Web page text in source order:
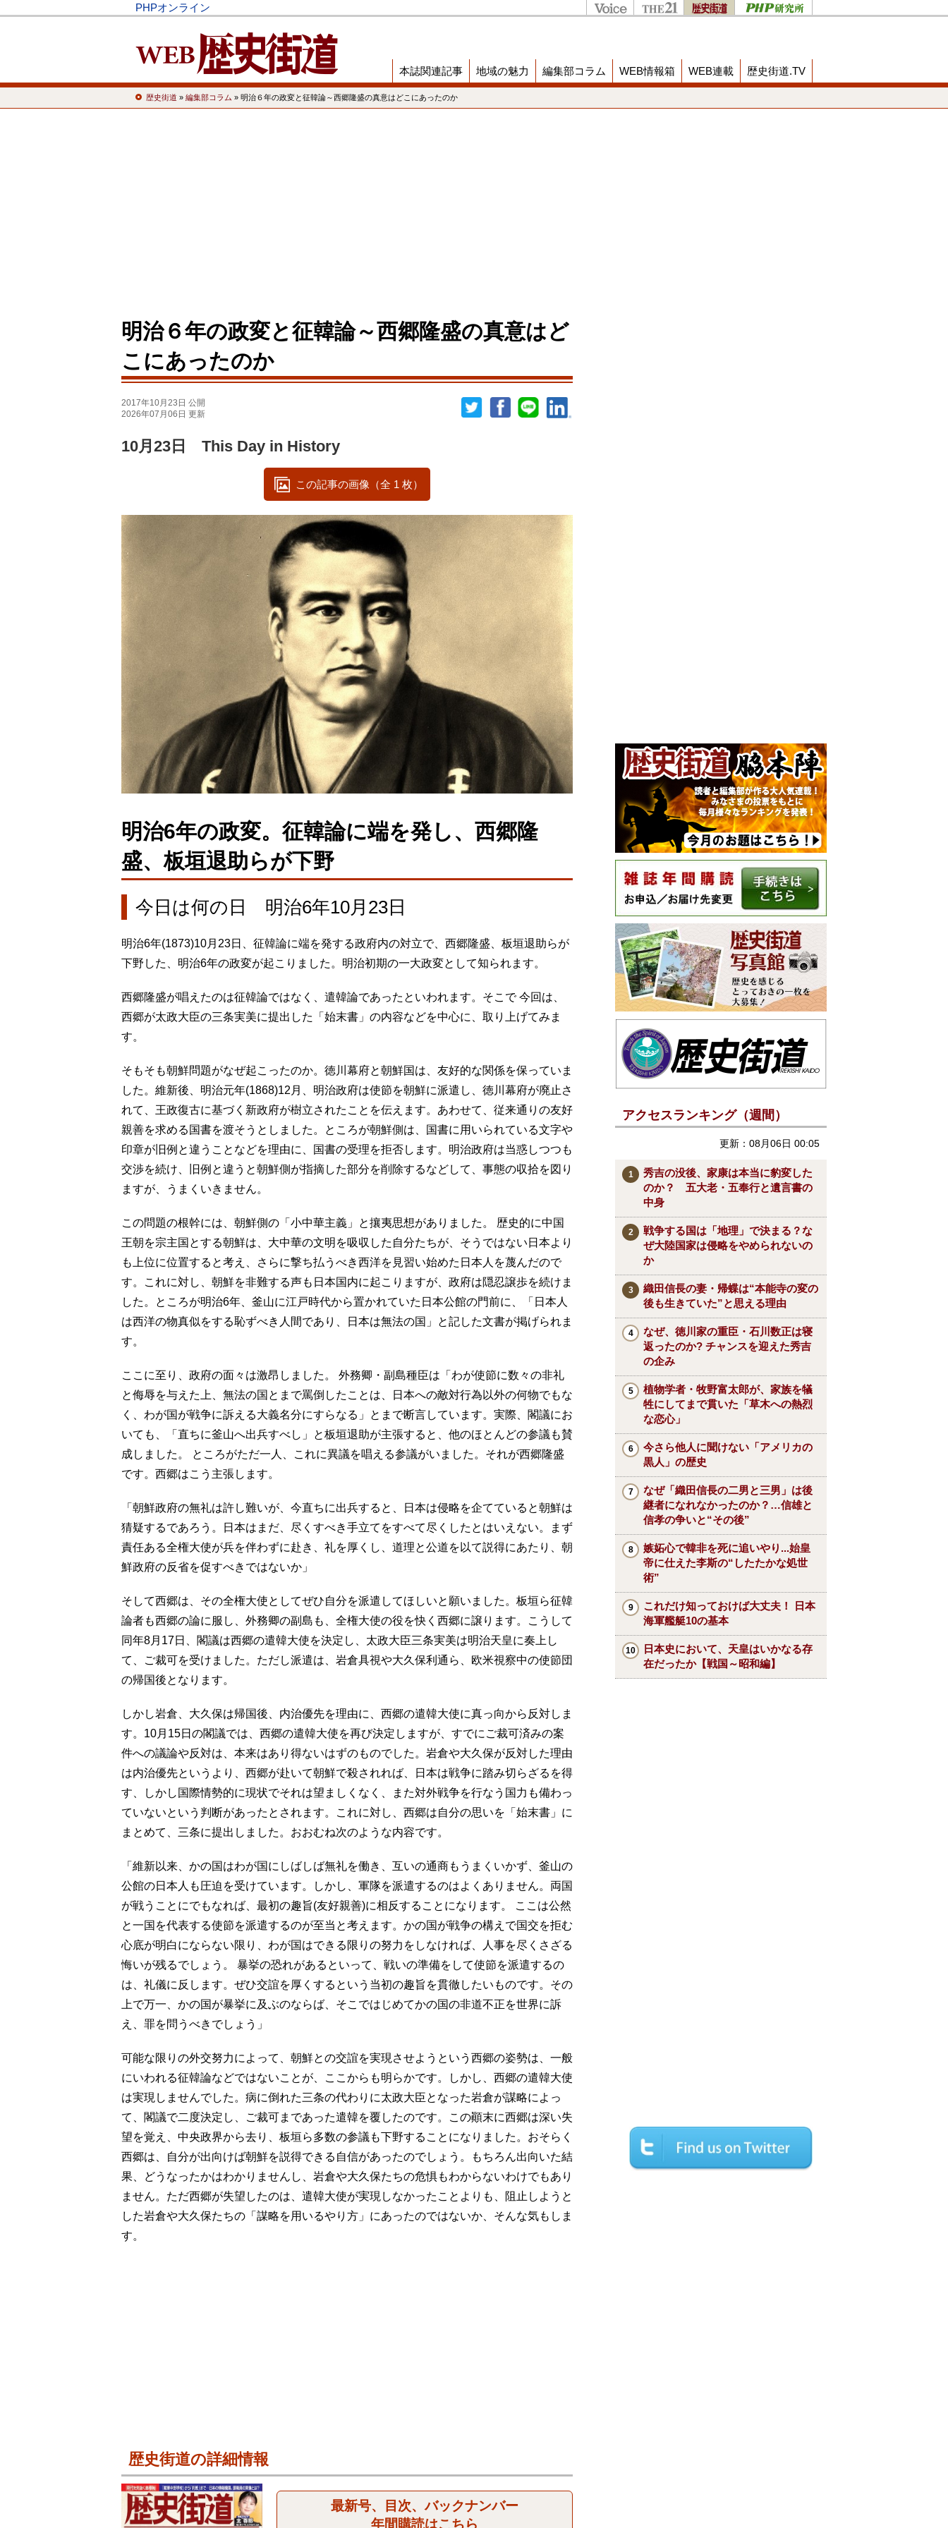
PHPオンライン
本誌関連記事 地域の魅力 編集部コラム WEB情報箱 WEB連載 歴史街道.TV
歴史街道 » 編集部コラム » 明治６年の政変と征韓論～西郷隆盛の真意はどこにあったのか
明治６年の政変と征韓論～西郷隆盛の真意はど
こにあったのか
2017年10月23日 公開
2026年07月06日 更新
10月23日 This Day in History
この記事の画像（全 1 枚）
明治6年の政変。征韓論に端を発し、西郷隆
盛、板垣退助らが下野
今日は何の日 明治6年10月23日
明治6年(1873)10月23日、征韓論に端を発する政府内の対立で、西郷隆盛、板垣退助らが
下野した、明治6年の政変が起こりました。明治初期の一大政変として知られます。
西郷隆盛が唱えたのは征韓論ではなく、遣韓論であったといわれます。そこで 今回は、
西郷が太政大臣の三条実美に提出した「始末書」の内容などを中心に、取り上げてみま
す。
そもそも朝鮮問題がなぜ起こったのか。徳川幕府と朝鮮国は、友好的な関係を保っていま
した。維新後、明治元年(1868)12月、明治政府は使節を朝鮮に派遣し、徳川幕府が廃止さ
れて、王政復古に基づく新政府が樹立されたことを伝えます。あわせて、従来通りの友好
親善を求める国書を渡そうとしました。ところが朝鮮側は、国書に用いられている文字や
印章が旧例と違うことなどを理由に、国書の受理を拒否します。明治政府は当惑しつつも
交渉を続け、旧例と違うと朝鮮側が指摘した部分を削除するなどして、事態の収拾を図り
ますが、うまくいきません。
この問題の根幹には、朝鮮側の「小中華主義」と攘夷思想がありました。 歴史的に中国
王朝を宗主国とする朝鮮は、大中華の文明を吸収した自分たちが、そうではない日本より
も上位に位置すると考え、さらに撃ち払うべき西洋を見習い始めた日本人を蔑んだので
す。これに対し、朝鮮を非難する声も日本国内に起こりますが、政府は隠忍譲歩を続けま
した。ところが明治6年、釜山に江戸時代から置かれていた日本公館の門前に、「日本人
は西洋の物真似をする恥ずべき人間であり、日本は無法の国」と記した文書が掲げられま
す。
ここに至り、政府の面々は激昂しました。 外務卿・副島種臣は「わが使節に数々の非礼
と侮辱を与えた上、無法の国とまで罵倒したことは、日本への敵対行為以外の何物でもな
く、わが国が戦争に訴える大義名分にすらなる」とまで断言しています。実際、閣議にお
いても、「直ちに釜山へ出兵すべし」と板垣退助が主張すると、他のほとんどの参議も賛
成しました。 ところがただ一人、これに異議を唱える参議がいました。それが西郷隆盛
です。西郷はこう主張します。
「朝鮮政府の無礼は許し難いが、今直ちに出兵すると、日本は侵略を企てていると朝鮮は
猜疑するであろう。日本はまだ、尽くすべき手立てをすべて尽くしたとはいえない。まず
責任ある全権大使が兵を伴わずに赴き、礼を厚くし、道理と公道を以て説得にあたり、朝
鮮政府の反省を促すべきではないか」
そして西郷は、その全権大使としてぜひ自分を派遣してほしいと願いました。板垣ら征韓
論者も西郷の論に服し、外務卿の副島も、全権大使の役を快く西郷に譲ります。こうして
同年8月17日、閣議は西郷の遣韓大使を決定し、太政大臣三条実美は明治天皇に奏上し
て、ご裁可を受けました。ただし派遣は、岩倉具視や大久保利通ら、欧米視察中の使節団
の帰国後となります。
しかし岩倉、大久保は帰国後、内治優先を理由に、西郷の遣韓大使に真っ向から反対しま
す。10月15日の閣議では、西郷の遣韓大使を再び決定しますが、すでにご裁可済みの案
件への議論や反対は、本来はあり得ないはずのものでした。岩倉や大久保が反対した理由
は内治優先というより、西郷が赴いて朝鮮で殺されれば、日本は戦争に踏み切らざるを得
す、しかし国際情勢的に現状でそれは望ましくなく、また対外戦争を行なう国力も備わっ
ていないという判断があったとされます。これに対し、西郷は自分の思いを「始末書」に
まとめて、三条に提出しました。おおむね次のような内容です。
「維新以来、かの国はわが国にしばしば無礼を働き、互いの通商もうまくいかず、釜山の
公館の日本人も圧迫を受けています。しかし、軍隊を派遣するのはよくありません。両国
が戦うことにでもなれば、最初の趣旨(友好親善)に相反することになります。 ここは公然
と一国を代表する使節を派遣するのが至当と考えます。かの国が戦争の構えで国交を拒む
心底が明白にならない限り、わが国はできる限りの努力をしなければ、人事を尽くさざる
悔いが残るでしょう。 暴挙の恐れがあるといって、戦いの準備をして使節を派遣するの
は、礼儀に反します。ぜひ交誼を厚くするという当初の趣旨を貫徹したいものです。その
上で万一、かの国が暴挙に及ぶのならば、そこではじめてかの国の非道不正を世界に訴
え、罪を問うべきでしょう」
可能な限りの外交努力によって、朝鮮との交誼を実現させようという西郷の姿勢は、一般
にいわれる征韓論などではないことが、ここからも明らかです。しかし、西郷の遣韓大使
は実現しませんでした。病に倒れた三条の代わりに太政大臣となった岩倉が謀略によっ
て、閣議で二度決定し、ご裁可まであった遣韓を覆したのです。この顚末に西郷は深い失
望を覚え、中央政界から去り、板垣ら多数の参議も下野することになりました。おそらく
西郷は、自分が出向けば朝鮮を説得できる自信があったのでしょう。もちろん出向いた結
果、どうなったかはわかりませんし、岩倉や大久保たちの危惧もわからないわけでもあり
ません。ただ西郷が失望したのは、遣韓大使が実現しなかったことよりも、阻止しようと
した岩倉や大久保たちの「謀略を用いるやり方」にあったのではないか、そんな気もしま
す。
歴史街道の詳細情報
最新号、目次、バックナンバー
年間購読はこちら
アクセスランキング（週間）
更新：08月06日 00:05
秀吉の没後、家康は本当に豹変した
のか？ 五大老・五奉行と遺言書の
中身
戦争する国は「地理」で決まる？な
ぜ大陸国家は侵略をやめられないの
か
織田信長の妻・帰蝶は“本能寺の変の
後も生きていた”と思える理由
なぜ、徳川家の重臣・石川数正は寝
返ったのか? チャンスを迎えた秀吉
の企み
植物学者・牧野富太郎が、家族を犠
牲にしてまで貫いた「草木への熱烈
な恋心」
今さら他人に聞けない「アメリカの
黒人」の歴史
なぜ「織田信長の二男と三男」は後
継者になれなかったのか？…信雄と
信孝の争いと“その後”
嫉妬心で韓非を死に追いやり...始皇
帝に仕えた李斯の“したたかな処世
術”
これだけ知っておけば大丈夫！ 日本
海軍艦艇10の基本
日本史において、天皇はいかなる存
在だったか【戦国～昭和編】